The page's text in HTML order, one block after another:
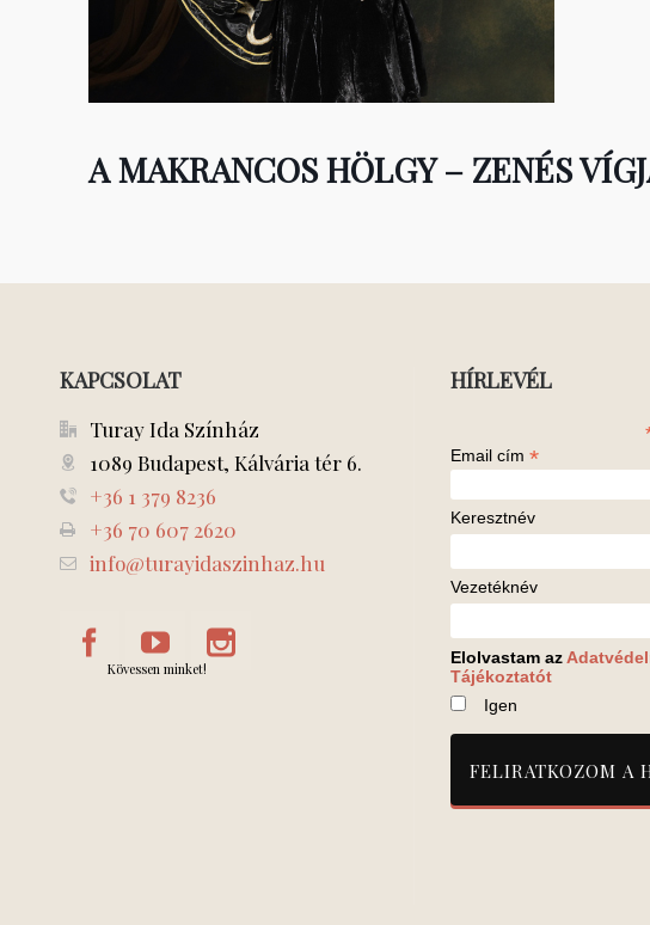
A MAKRANCOS HÖLGY – ZENÉS
KAPCSOLAT
Turay Ida Színház
1089 Budapest, Kálvária tér 6.
+36 1 379 8236
+36 70 607 2620
info@turayidaszinhaz.hu
Kövessen minket!
HÍRLEVÉL
Email cím *
Keresztnév
Vezetéknév
Elolvastam az
Tájékoztatót
Igen